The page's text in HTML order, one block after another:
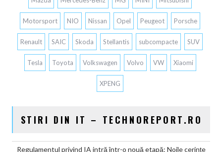
Motorsport NIO Nissan Opel Peugeot Porsche
Renault SAIC Skoda Stellantis subcompacte SUV
Tesla Toyota Volkswagen Volvo VW Xiaomi
XPENG
STIRI DIN IT – TECHNOREPORT.RO
Regulamentul privind IA intră într-o nouă etapă: Noile cerințe